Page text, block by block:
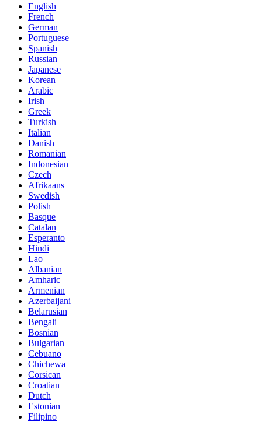
English
French
German
Portuguese
Spanish
Russian
Japanese
Korean
Arabic
Irish
Greek
Turkish
Italian
Danish
Romanian
Indonesian
Czech
Afrikaans
Swedish
Polish
Basque
Catalan
Esperanto
Hindi
Lao
Albanian
Amharic
Armenian
Azerbaijani
Belarusian
Bengali
Bosnian
Bulgarian
Cebuano
Chichewa
Corsican
Croatian
Dutch
Estonian
Filipino